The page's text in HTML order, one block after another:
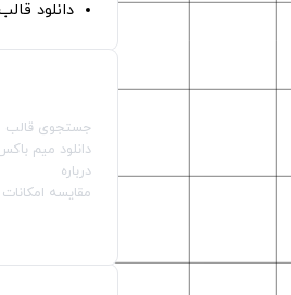
دانلود
جستجوی قالب
دانلود میم
درباره
مقایسه امکانات